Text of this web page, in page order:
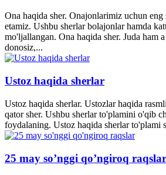
Ona haqida sher. Onajonlarimiz uchun eng
etamiz. Ushbu sherlar bolajonlar hamda
mo'ljallangan. Ona haqida sher. Juda ham
donosiz,...
Ustoz haqida sherlar
Ustoz haqida sherlar. Ustozlar haqida
qator sher. Ushbu sherlar to'plamini o'qib
foydalaning. Ustoz haqida sherlar to'plami
25 may so’nggi qo’ngiroq raqslar